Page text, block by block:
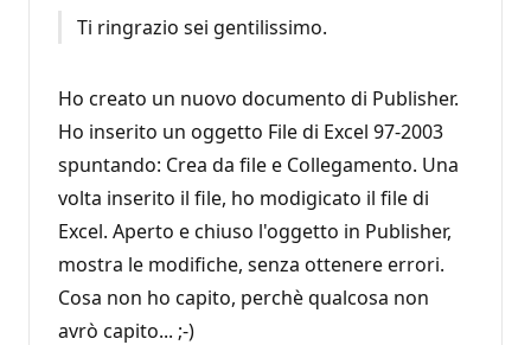
Ti ringrazio sei gentilissimo.
Ho creato un nuovo documento di Publisher.
Ho inserito un oggetto File di Excel 97-2003
spuntando: Crea da file e Collegamento. Una
volta inserito il file, ho modigicato il file di
Excel. Aperto e chiuso l'oggetto in Publisher,
mostra le modifiche, senza ottenere errori.
Cosa non ho capito, perchè qualcosa non
avrò capito... ;-)